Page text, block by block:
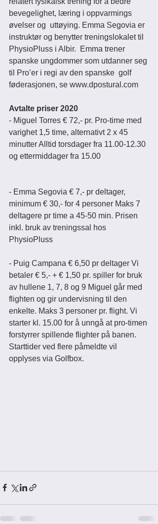
bevegelighet, læring i oppvarmings
øvelser og  uttøying. Emma Segovia er
instruktør og benytter treningslokalet til
PhysioPluss i Albir.  Emma trener
spanske ungdommer som utdanner seg
til Pro’er i regi av den spanske  golf
føderasjonen, se www.dpostural.com
Avtalte priser 2020
- Miguel Torres € 72,- pr. Pro-time med
varighet 1,5 time, alternativt 2 x 45
minutter Alltid torsdager fra 11.00-12.30
og ettermiddager fra 15.00
- Emma Segovia € 7,- pr deltager,
minimum € 30,- for 4 personer Maks 7
deltagere pr time a 45-50 min. Prisen
inkl. bruk av treningssal hos
PhysioPluss
- Puig Campana € 6,50 pr deltager Vi
betaler € 5,- + € 1,50 pr. spiller for bruk
av hullene 1, 7, 8 og 9 Miguel går med
flighten og gir undervisning til den
enkelte. Maks 3 personer pr. flight. Vi
starter kl. 15.00 for å unngå at pro-timen
forstyrrer spillende flighter på banen.
Starttider ved flere påmeldte vil
opplyses via Golfbox.